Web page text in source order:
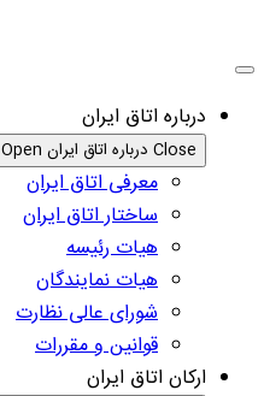
درباره اتاق ایران
Close درباره اتاق ایران Open درباره اتاق ایران
معرفی اتاق ایران
ساختار اتاق ایران
هیات رئیسه
هیات نمایندگان
شورای عالی نظارت
قوانین و مقررات
ارکان اتاق ایران